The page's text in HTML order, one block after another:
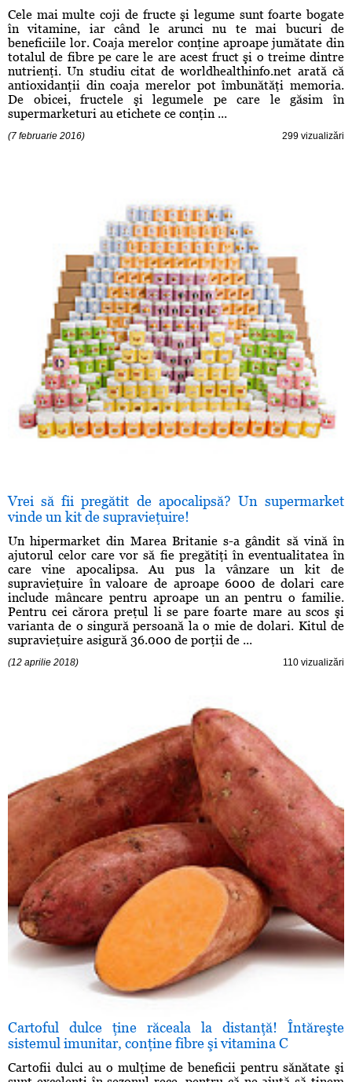
Cele mai multe coji de fructe şi legume sunt foarte bogate
în vitamine, iar când le arunci nu te mai bucuri de
beneficiile lor. Coaja merelor conţine aproape jumătate din
totalul de fibre pe care le are acest fruct şi o treime dintre
nutrienţi. Un studiu citat de worldhealthinfo.net arată că
antioxidanţii din coaja merelor pot îmbunătăţi memoria.
De obicei, fructele şi legumele pe care le găsim în
supermarketuri au etichete ce conţin ...
(7 februarie 2016) 299 vizualizări
Vrei să fii pregătit de apocalipsă? Un supermarket
vinde un kit de supravieţuire!
Un hipermarket din Marea Britanie s-a gândit să vină în
ajutorul celor care vor să fie pregătiţi în eventualitatea în
care vine apocalipsa. Au pus la vânzare un kit de
supravieţuire în valoare de aproape 6000 de dolari care
include mâncare pentru aproape un an pentru o familie.
Pentru cei cărora preţul li se pare foarte mare au scos şi
varianta de o singură persoană la o mie de dolari. Kitul de
supravieţuire asigură 36.000 de porţii de ...
(12 aprilie 2018) 110 vizualizări
Cartoful dulce ţine răceala la distanţă! Întăreşte
sistemul imunitar, conţine fibre şi vitamina C
Cartofii dulci au o mulţime de beneficii pentru sănătate şi